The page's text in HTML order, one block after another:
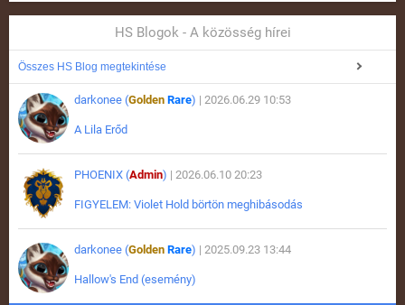
HS Blogok - A közösség hírei
Összes HS Blog megtekintése
darkonee (Golden Rare) | 2026.06.29 10:53
A Lila Erőd
PHOENIX (Admin) | 2026.06.10 20:23
FIGYELEM: Violet Hold börtön meghibásodás
darkonee (Golden Rare) | 2025.09.23 13:44
Hallow's End (esemény)